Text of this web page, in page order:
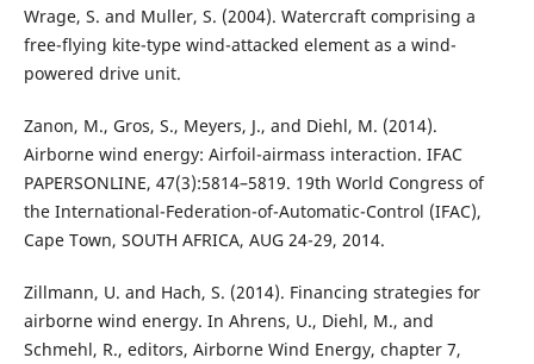
Wrage, S. and Muller, S. (2004). Watercraft comprising a
free-flying kite-type wind-attacked element as a wind-
powered drive unit.
Zanon, M., Gros, S., Meyers, J., and Diehl, M. (2014).
Airborne wind energy: Airfoil-airmass interaction. IFAC
PAPERSONLINE, 47(3):5814–5819. 19th World Congress of
the International-Federation-of-Automatic-Control (IFAC),
Cape Town, SOUTH AFRICA, AUG 24-29, 2014.
Zillmann, U. and Hach, S. (2014). Financing strategies for
airborne wind energy. In Ahrens, U., Diehl, M., and
Schmehl, R., editors, Airborne Wind Energy, chapter 7,